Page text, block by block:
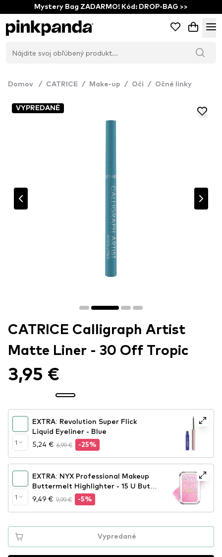
Mystery Bag ZADARMO! Kód: DROP-BAG >>
Domov / CATRICE / Make-up / Oči / Očné linky
VYPREDANÉ
CATRICE Calligraph Artist
Matte Liner - 30 Off Tropic
3,95 €
1
EXTRA: Revolution Super Flick
Liquid Eyeliner - Blue
5,24 € 6,99 € -25%
1
EXTRA: NYX Professional Makeup
Buttermelt Highlighter - 15 U Butta
Werk
9,49 € 9,99 € -5%
Vypredané